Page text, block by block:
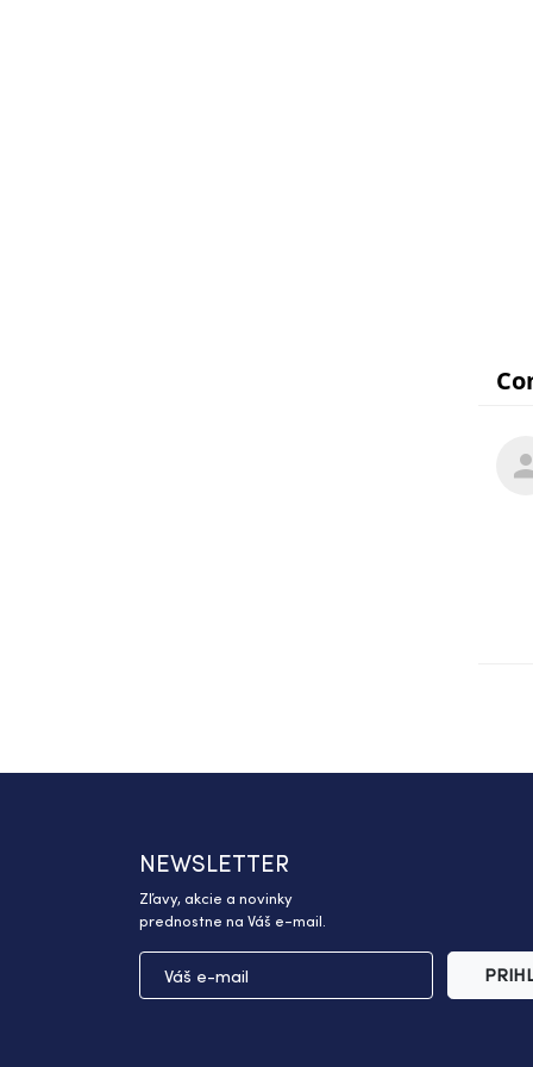
NEWSLETTER
Zľavy, akcie a novinky
prednostne na Váš e-mail.